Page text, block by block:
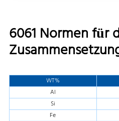
6061 Normen für
WT%
Al
Si
Fe